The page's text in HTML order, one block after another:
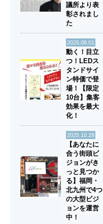
議所より表
彰されまし
た
2025.08.01
動く！目立
つ！LEDス
タンドサイ
ン特価で登
場！【限定
10台】集客
効果を最大
化！
2025.10.28
【あなたに
合う街頭ビ
ジョンがき
っと見つか
る】福岡・
北九州で4つ
の大型ビジ
ョンを運営
中！